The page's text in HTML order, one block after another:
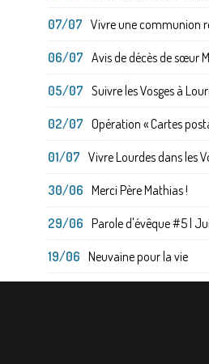
07/07 Vivre une communion
06/07 Avis de décès de sœur
05/07 Suivre les Vosges à
02/07 Opération « Cartes
01/07 Vivre Lourdes dans les
30/06 Merci Père Mathias !
29/06 Parole d'évêque #5 |
19/06 Neuvaine pour la vie